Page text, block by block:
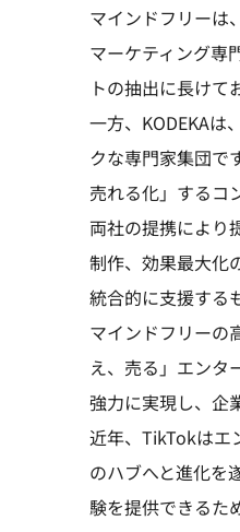
マインドフリーは
マーケティング専
トの抽出に長けて
一方、KODEKAは
クな専門家集団で
売れる化」するコ
両社の提携により
制作、効果最大化
統合的に支援する
マインドフリーの
え、売る」エンタ
強力に実現し、企
近年、TikTokはエ
のハブへと進化を
験を提供できるた